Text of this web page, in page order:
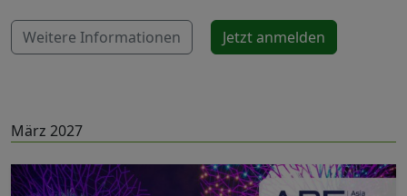
Weitere Informationen Jetzt anmelden
März 2027